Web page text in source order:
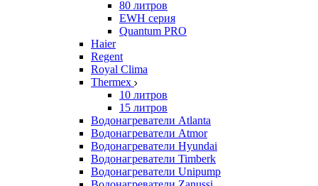
80 литров
EWH серия
Quantum PRO
Haier
Regent
Royal Clima
Thermex
10 литров
15 литров
Водонагреватели Atlanta
Водонагреватели Atmor
Водонагреватели Hyundai
Водонагреватели Timberk
Водонагреватели Unipump